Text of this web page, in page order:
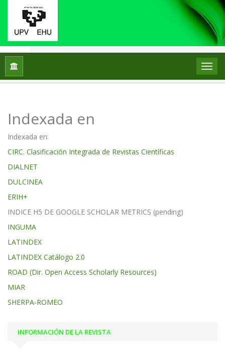
Inicio
Indexada en
Indexada en:
CIRC. Clasificación Integrada de Revistas Científicas
DIALNET
DULCINEA
ERIH+
INDICE H5 DE GOOGLE SCHOLAR METRICS (pending)
INGUMA
LATINDEX
LATINDEX Catálogo 2.0
ROAD (Dir. Open Access Scholarly Resources)
MIAR
SHERPA-ROMEO
INFORMACIÓN DE LA REVISTA